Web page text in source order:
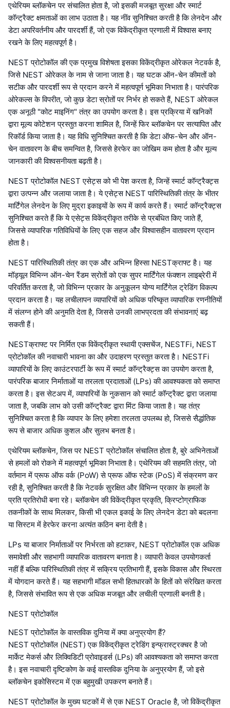
एथेरियम ब्लॉकचेन पर संचालित होता है, जो इसकी मजबूत सुरक्षा और स्मार्ट
कॉन्ट्रैक्ट क्षमताओं का लाभ उठाता है। यह नींव सुनिश्चित करती है कि लेनदेन और
डेटा अपरिवर्तनीय और पारदर्शी हैं, जो एक विकेंद्रीकृत प्रणाली में विश्वास बनाए
रखने के लिए महत्वपूर्ण है।
NEST प्रोटोकॉल की एक प्रमुख विशेषता इसका विकेंद्रीकृत ओरेकल नेटवर्क है,
जिसे NEST ओरेकल के नाम से जाना जाता है। यह घटक ऑन-चेन कीमतों को
सटीक और पारदर्शी रूप से प्रदान करने में महत्वपूर्ण भूमिका निभाता है। पारंपरिक
ओरेकल्स के विपरीत, जो कुछ डेटा स्रोतों पर निर्भर हो सकते हैं, NEST ओरेकल
एक अनूठी "कोट माइनिंग" तंत्र का उपयोग करता है। इस प्रक्रिया में खनिकों
द्वारा मूल्य कोटेशन प्रस्तुत करना शामिल है, जिन्हें फिर ब्लॉकचेन पर सत्यापित और
रिकॉर्ड किया जाता है। यह विधि सुनिश्चित करती है कि डेटा ऑफ-चेन और ऑन-
चेन वातावरण के बीच समन्वित है, जिससे हेरफेर का जोखिम कम होता है और मूल्य
जानकारी की विश्वसनीयता बढ़ती है।
NEST प्रोटोकॉल NEST एसेट्स को भी पेश करता है, जिन्हें स्मार्ट कॉन्ट्रैक्ट्स
द्वारा उत्पन्न और जलाया जाता है। ये एसेट्स NEST पारिस्थितिकी तंत्र के भीतर
मार्टिंगेल लेनदेन के लिए मुद्रा इकाइयों के रूप में कार्य करते हैं। स्मार्ट कॉन्ट्रैक्ट्स
सुनिश्चित करते हैं कि ये एसेट्स विकेंद्रीकृत तरीके से प्रबंधित किए जाते हैं,
जिससे व्यापारिक गतिविधियों के लिए एक सहज और विश्वासहीन वातावरण प्रदान
होता है।
NEST पारिस्थितिकी तंत्र का एक और अभिन्न हिस्सा NESTक्राफ्ट है। यह
मॉड्यूल विभिन्न ऑन-चेन रैंडम स्रोतों को एक सुपर मार्टिंगेल फंक्शन लाइब्रेरी में
परिवर्तित करता है, जो विभिन्न प्रकार के अनुकूलन योग्य मार्टिंगेल ट्रेडिंग विकल्प
प्रदान करता है। यह लचीलापन व्यापारियों को अधिक परिष्कृत व्यापारिक रणनीतियों
में संलग्न होने की अनुमति देता है, जिससे उनकी लाभप्रदता की संभावनाएं बढ़
सकती हैं।
NESTक्राफ्ट पर निर्मित एक विकेंद्रीकृत स्थायी एक्सचेंज, NESTFi, NEST
प्रोटोकॉल की नवाचारी भावना का और उदाहरण प्रस्तुत करता है। NESTFi
व्यापारियों के लिए काउंटरपार्टी के रूप में स्मार्ट कॉन्ट्रैक्ट्स का उपयोग करता है,
पारंपरिक बाजार निर्माताओं या तरलता प्रदाताओं (LPs) की आवश्यकता को समाप्त
करता है। इस सेटअप में, व्यापारियों के नुकसान को स्मार्ट कॉन्ट्रैक्ट द्वारा जलाया
जाता है, जबकि लाभ को उसी कॉन्ट्रैक्ट द्वारा मिंट किया जाता है। यह तंत्र
सुनिश्चित करता है कि व्यापार के लिए हमेशा तरलता उपलब्ध हो, जिससे सैद्धांतिक
रूप से बाजार अधिक कुशल और सुलभ बनता है।
एथेरियम ब्लॉकचेन, जिस पर NEST प्रोटोकॉल संचालित होता है, बुरे अभिनेताओं
से हमलों को रोकने में महत्वपूर्ण भूमिका निभाता है। एथेरियम की सहमति तंत्र, जो
वर्तमान में प्रूफ ऑफ वर्क (PoW) से प्रूफ ऑफ स्टेक (PoS) में संक्रमण कर
रही है, सुनिश्चित करती है कि नेटवर्क सुरक्षित और विभिन्न प्रकार के हमलों के
प्रति प्रतिरोधी बना रहे। ब्लॉकचेन की विकेंद्रीकृत प्रकृति, क्रिप्टोग्राफिक
तकनीकों के साथ मिलकर, किसी भी एकल इकाई के लिए लेनदेन डेटा को बदलना
या सिस्टम में हेरफेर करना अत्यंत कठिन बना देती है।
LPs या बाजार निर्माताओं पर निर्भरता को हटाकर, NEST प्रोटोकॉल एक अधिक
समावेशी और सहभागी व्यापारिक वातावरण बनाता है। व्यापारी केवल उपयोगकर्ता
नहीं हैं बल्कि पारिस्थितिकी तंत्र में सक्रिय प्रतिभागी हैं, इसके विकास और स्थिरता
में योगदान करते हैं। यह सहभागी मॉडल सभी हितधारकों के हितों को संरेखित करता
है, जिससे संभावित रूप से एक अधिक मजबूत और लचीली प्रणाली बनती है।
NEST प्रोटोकॉल
NEST प्रोटोकॉल के वास्तविक दुनिया में क्या अनुप्रयोग हैं?
NEST प्रोटोकॉल (NEST) एक विकेंद्रीकृत ट्रेडिंग इन्फ्रास्ट्रक्चर है जो
मार्केट मेकर्स और लिक्विडिटी प्रोवाइडर्स (LPs) की आवश्यकता को समाप्त करता
है। इस नवाचारी दृष्टिकोण के कई वास्तविक दुनिया के अनुप्रयोग हैं, जो इसे
ब्लॉकचेन इकोसिस्टम में एक बहुमुखी उपकरण बनाते हैं।
NEST प्रोटोकॉल के मुख्य घटकों में से एक NEST Oracle है, जो विकेंद्रीकृत